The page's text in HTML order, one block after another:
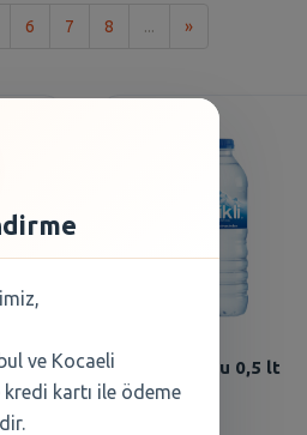
6 7 8 ... »Son
Erikli Su 0,5 lt
ve Kocaeli
kartı ile ödeme